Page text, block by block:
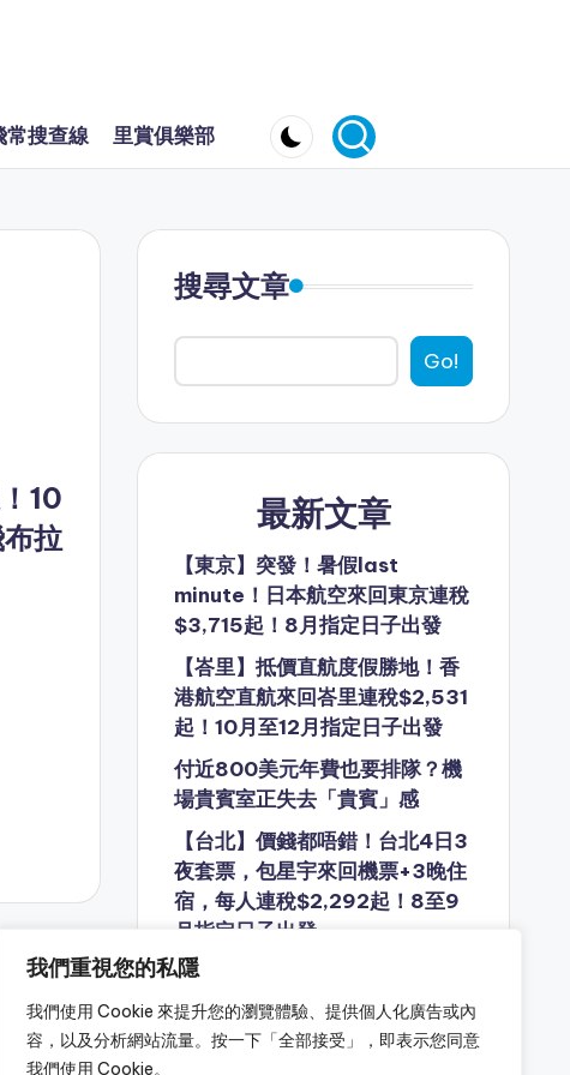
我們重視您的私隱
我們使用 Cookie 來提升您的瀏覽體驗、提供個人化廣告或內
容，以及分析網站流量。按一下「全部接受」，即表示您同意
我們使用 Cookie。
常搜查線 里賞俱樂部
10
拉
搜尋文章
Go!
最新文章
【東京】突發！暑假last
minute！日本航空來回東京連稅
$3,715起！8月指定日子出發
【峇里】抵價直航度假勝地！香
港航空直航來回峇里連稅$2,531
起！10月至12月指定日子出發
付近800美元年費也要排隊？機
場貴賓室正失去「貴賓」感
【台北】價錢都唔錯！台北4日3
夜套票，包星宇來回機票+3晚住
宿，每人連稅$2,292起！8至9
月指定日子出發
原來有人專門陪你搭飛機？「陪
飛服務」成為旅遊界新興需求